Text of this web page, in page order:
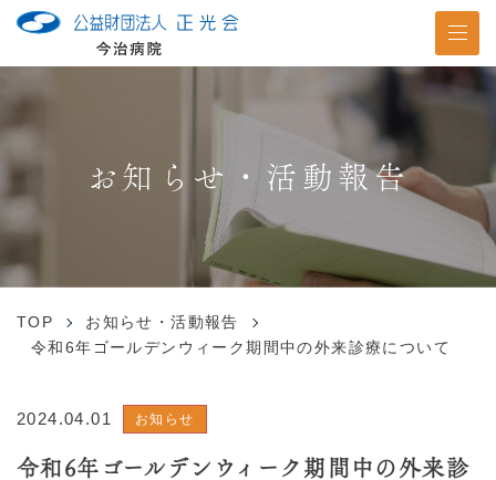
お知らせ・活動報告
TOP
お知らせ・活動報告
令和6年ゴールデンウィーク期間中の外来診療について
2024.04.01 お知らせ
令和6年ゴールデンウィーク期間中の外来診